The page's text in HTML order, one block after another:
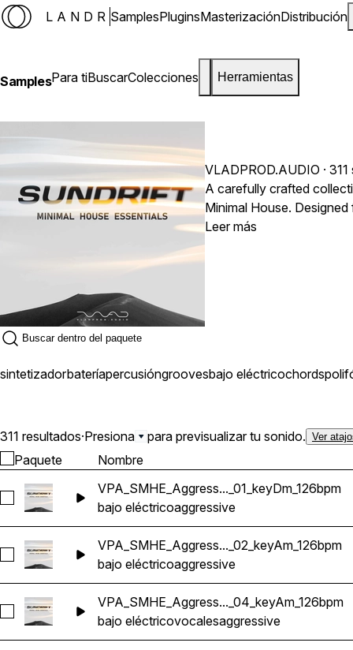
LANDR SamplesPluginsMasterizaciónDistribución
SamplesPara tiBuscarColecciones Herramientas
VLADPROD.AUDIO ·
A carefully crafted
Minimal House.
versatile palette of
Leer más
sintetizadorbateríapercusióngroovesbajo eléctricochords
311 resultados·Presiona para previsualizar tu sonido. Ver
Paquete Nombre
Seleccionar
VPA_SMHE_Aggress..._01_keyDm_126bpm
bajo eléctricoaggressive
Seleccionar
VPA_SMHE_Aggress..._02_keyAm_126bpm
bajo eléctricoaggressive
Seleccionar
VPA_SMHE_Aggress..._04_keyAm_126bpm
bajo eléctricovocalesaggressive